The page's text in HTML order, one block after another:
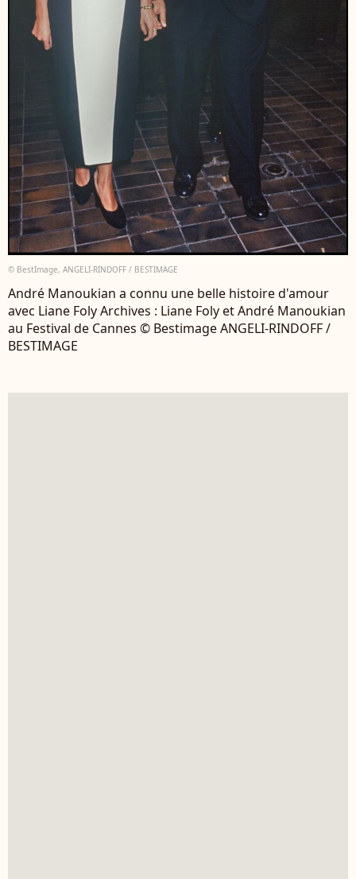
© BestImage, ANGELI-RINDOFF / BESTIMAGE
André Manoukian a connu une belle histoire d'amour
avec Liane Foly Archives : Liane Foly et André Manoukian
au Festival de Cannes © Bestimage ANGELI-RINDOFF /
BESTIMAGE